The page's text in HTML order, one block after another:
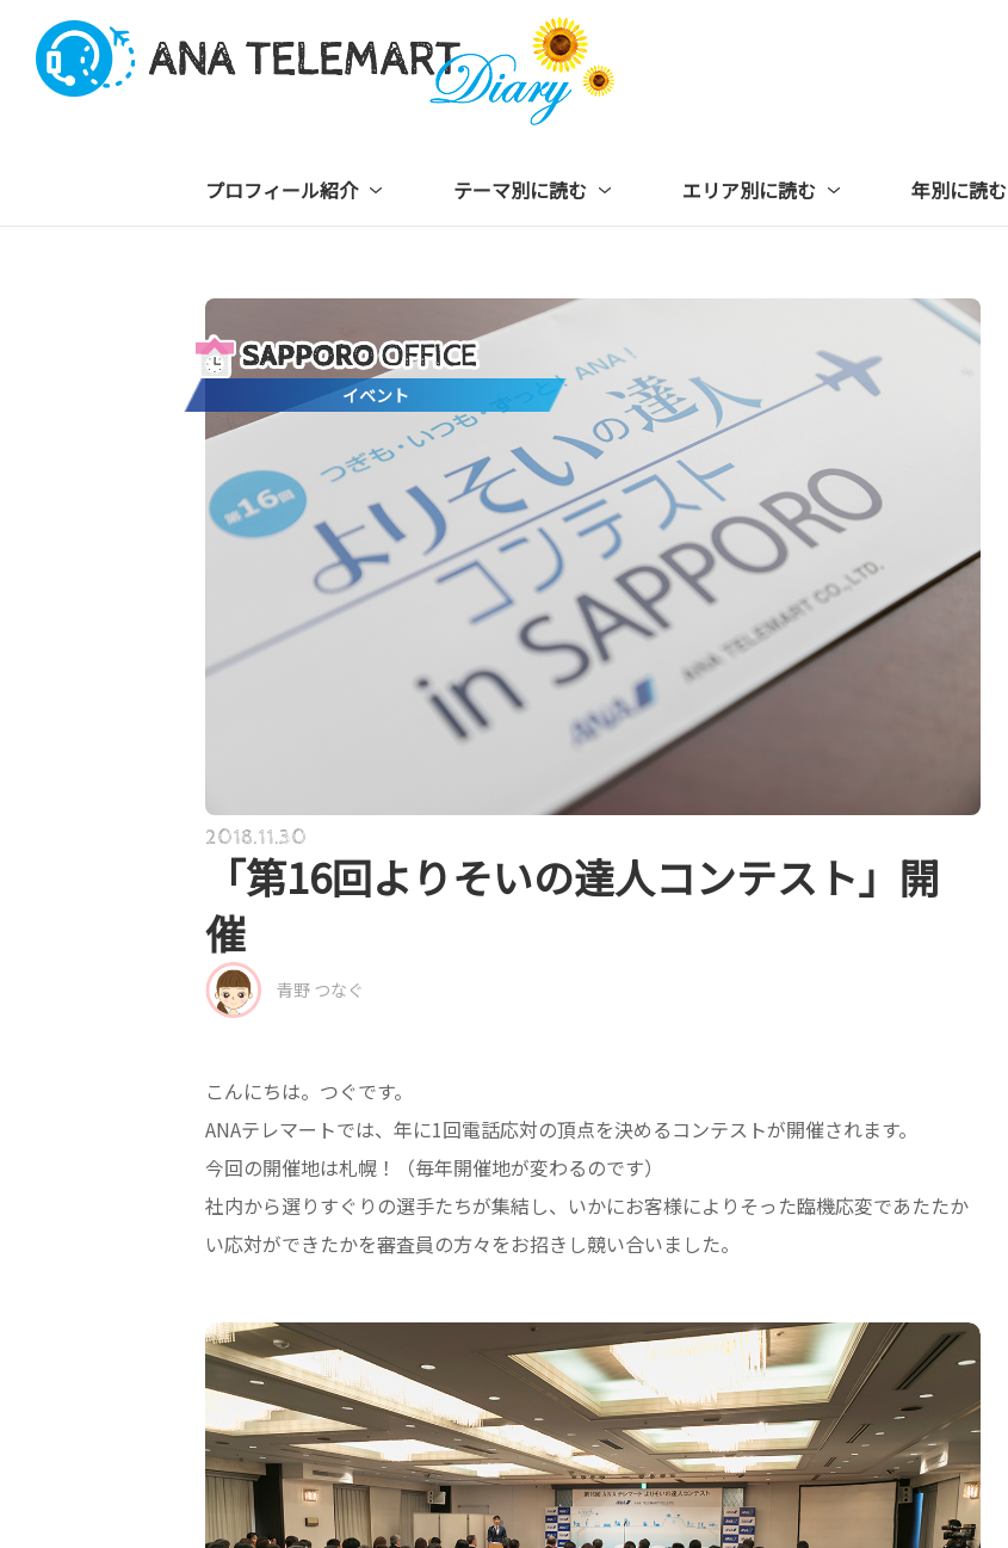
プロフィール紹介 テーマ別に読む エリア別に読む 年別に読む
イベント
2018.11.30
「第16回よりそいの達人コンテスト」開
催
青野 つなぐ
こんにちは。つぐです。
ANAテレマートでは、年に1回電話応対の頂点を決めるコンテストが開催されます。
今回の開催地は札幌！（毎年開催地が変わるのです）
社内から選りすぐりの選手たちが集結し、いかにお客様によりそった臨機応変であたたか
い応対ができたかを審査員の方々をお招きし競い合いました。